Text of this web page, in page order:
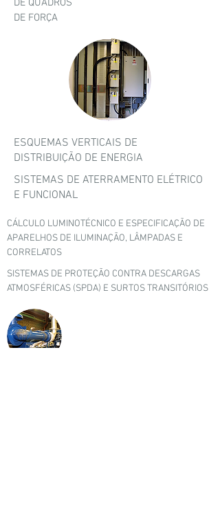
DE QUADROS
DE FORÇA
ESQUEMAS VERTICAIS DE
DISTRIBUIÇÃO DE ENERGIA
SISTEMAS DE ATERRAMENTO ELÉTRICO
E FUNCIONAL
CÁLCULO LUMINOTÉCNICO E ESPECIFICAÇÃO DE
APARELHOS DE ILUMINAÇÃO, LÂMPADAS E
CORRELATOS
SISTEMAS DE PROTEÇÃO CONTRA DESCARGAS
ATMOSFÉRICAS (SPDA) E SURTOS TRANSITÓRIOS